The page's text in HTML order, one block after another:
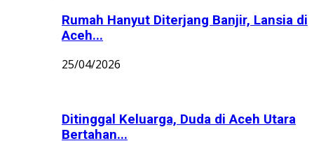
Rumah Hanyut Diterjang Banjir, Lansia di
Aceh...
25/04/2026
Ditinggal Keluarga, Duda di Aceh Utara
Bertahan...